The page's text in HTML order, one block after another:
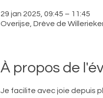
29 jan 2025, 09:45 – 11:45
Overijse, Drève de
À propos de
Je facilite avec joie depuis